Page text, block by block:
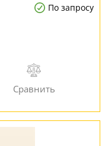
По запросу